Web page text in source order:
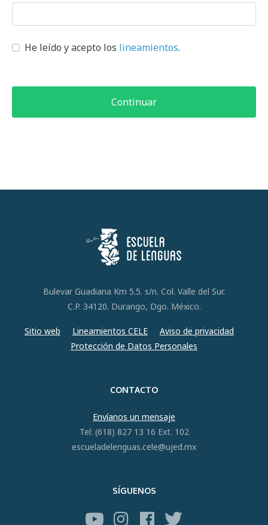
He leído y acepto los lineamientos.
Continuar
Bulevar Guadiana Km 5.5. s/n. Col. Valle del Sur.
C.P. 34120. Durango, Dgo. México.
Sitio web Lineamientos CELE
Aviso de privacidad
Protección de Datos Personales
CONTACTO
Envíanos un mensaje
Tel: (618) 827 13 16 Ext. 102
escueladelenguas.cele@ujed.mx
SÍGUENOS
YouTube InstagramFacebookTwitter